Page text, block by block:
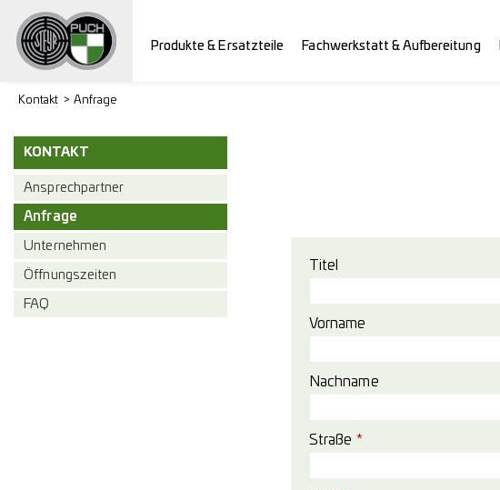
Produkte & Ersatzteile Fachwerkstatt & Aufbereitung
Kontakt Anfrage
KONTAKT
Ansprechpartner
Anfrage
Unternehmen
Öffnungszeiten
FAQ
Titel
Vorname
Nachname
Straße *